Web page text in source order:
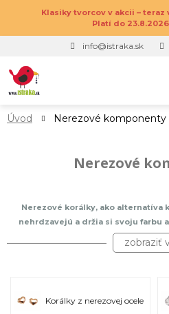
Klasiky tvorcov v akcii – teraz
Platí do
info@istraka.sk
Úvod Nerezové komponenty
Nerezové
Nerezové korálky, ako alternatíva
nehrdzavejú a držia si svoju farbu
skratke neoxidujú, nečernajú.
ako tzv. chirurgická oceľ. Jedná sa
rôznych podôb, prívesky,
komponenty (háčiky na náušnice,
zobraziť
Korálky z nerezovej ocele